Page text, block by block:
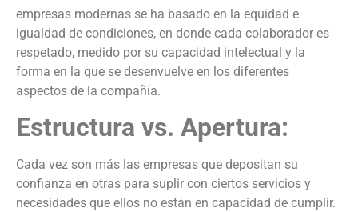
empresas modernas se ha basado en la equidad e
igualdad de condiciones, en donde cada colaborador es
respetado, medido por su capacidad intelectual y la
forma en la que se desenvuelve en los diferentes
aspectos de la compañía.
Estructura vs. Apertura:
Cada vez son más las empresas que depositan su
confianza en otras para suplir con ciertos servicios y
necesidades que ellos no están en capacidad de cumplir.